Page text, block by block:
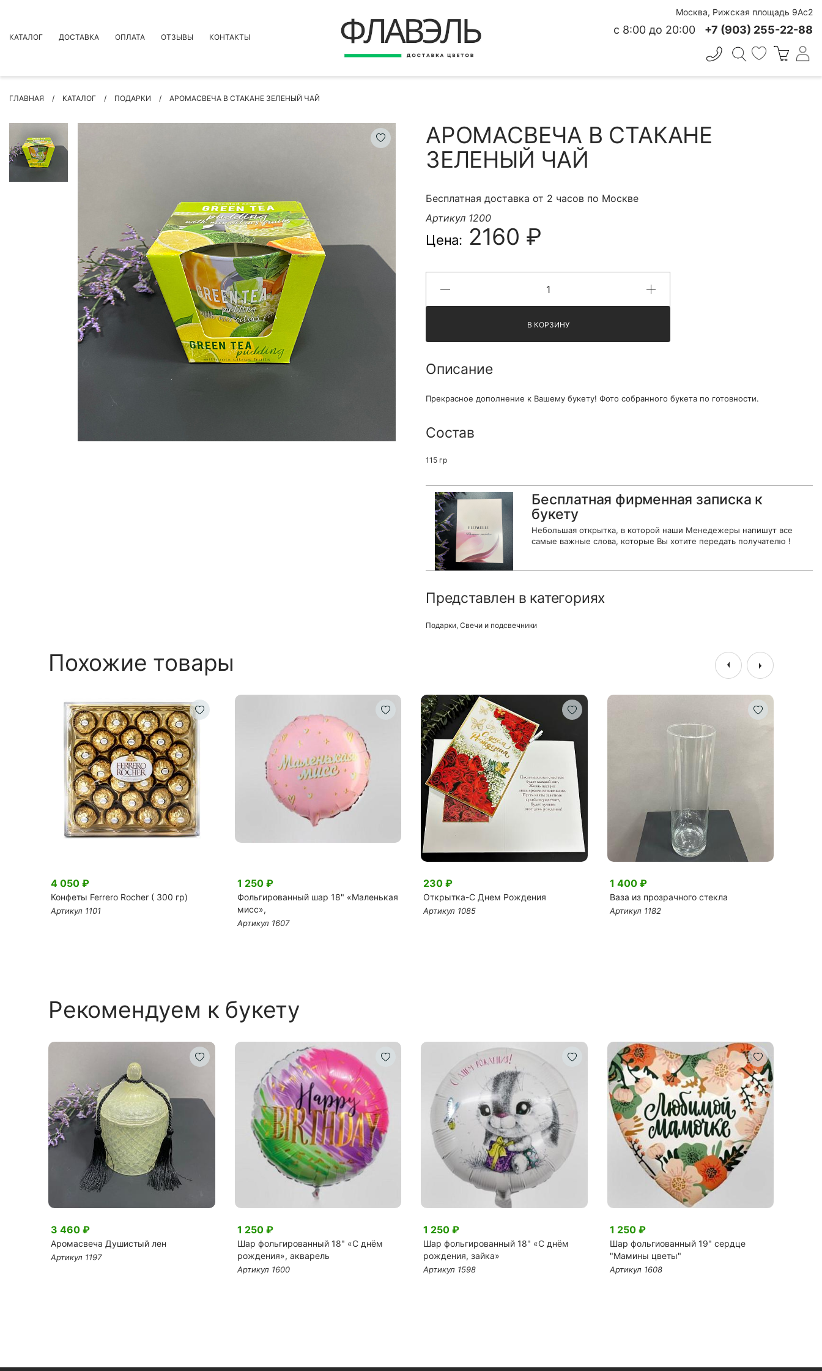
КАТАЛОГ
БУКЕТЫ
ЦВЕТЫ
ПОВОД
РОЗЫ
КОМПОЗИЦИИ ЦВЕТОВ
СУХОЦВЕТЫ
ИНДИВИДУАЛЬНЫЙ ЗАКАЗ
ЦВЕТЫ ДЛЯ ПОХОРОН
КОНТАКТЫ
ДОСТАВКА ОПЛАТА ОТЗЫВЫ КОНТАКТЫ
Москва, Рижская площадь 9Ас2
с 8:00 до 20:00 +7 (903) 255-22-88
ГЛАВНАЯ КАТАЛОГ ПОДАРКИ АРОМАСВЕЧА В СТАКАНЕ ЗЕЛЕНЫЙ ЧАЙ
АРОМАСВЕЧА В СТАКАНЕ
ЗЕЛЕНЫЙ ЧАЙ
Бесплатная доставка от 2 часов по Москве
Артикул 1200
Цена: 2160 ₽
В КОРЗИНУ
Описание
Прекрасное дополнение к Вашему букету! Фото собранного букета по готовности.
Состав
115 гр
Бесплатная фирменная записка к
букету
Небольшая открытка, в которой наши Менедежеры напишут все
самые важные слова, которые Вы хотите передать получателю !
Представлен в категориях
Подарки, Свечи и подсвечники
Похожие товары
4 050 ₽
Конфеты Ferrero Rocher ( 300 гр)
Артикул 1101
1 250 ₽
Фольгированный шар 18" «Маленькая
мисс»,
Артикул 1607
230 ₽
Открытка-C Днем Рождения
Артикул 1085
1 400 ₽
Ваза из прозрачного стекла
Артикул 1182
Рекомендуем к букету
3 460 ₽
Аромасвеча Душистый лен
Артикул 1197
1 250 ₽
Шар фольгированный 18" «С днём
рождения», акварель
Артикул 1600
1 250 ₽
Шар фольгированный 18" «С днём
рождения, зайка»
Артикул 1598
1 250 ₽
Шар фольгиованный 19" сердце
"Мамины цветы"
Артикул 1608
ВЕРНУТЬСЯ
КОНТАКТНЫЕ ДАННЫЕ
БЫСТРАЯ ПОКУПКА
Правила использования сайта ФЛАВЭЛЬ. Мы не